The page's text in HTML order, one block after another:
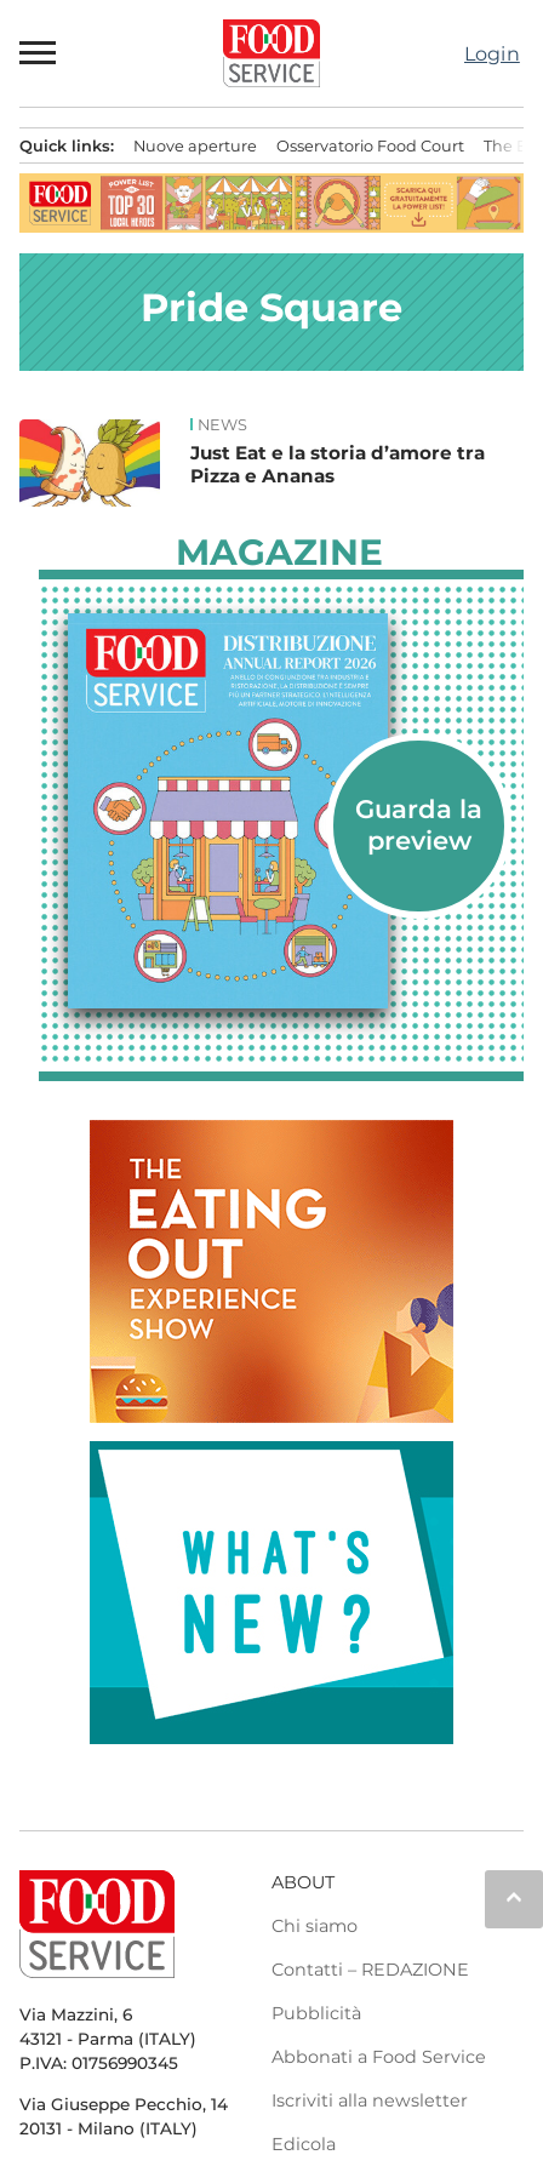
al
contenuto
Login
principale
Quick links: Nuove aperture Osservatorio Food Court The
Pride Square
News NEWS
Just Eat e la storia d’amore tra
Pizza e Ananas
MAGAZINE
keyboard_arrow_up
Via Mazzini, 6
43121 - Parma (ITALY)
P.IVA: 01756990345
Via Giuseppe Pecchio, 14
20131 - Milano (ITALY)
ABOUT
Chi siamo
Contatti – REDAZIONE
Pubblicità
Abbonati a Food Service
Iscriviti alla newsletter
Edicola